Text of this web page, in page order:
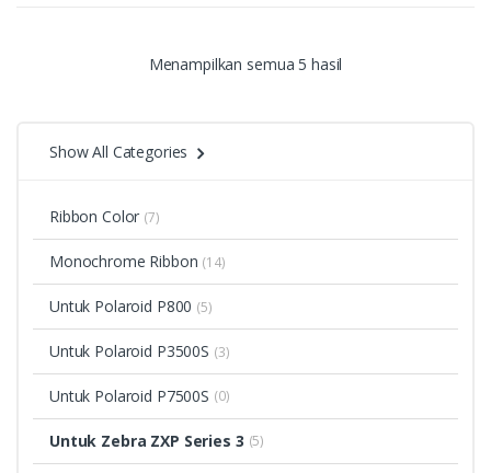
Menampilkan semua 5 hasil
Show All Categories
Ribbon Color (7)
Monochrome Ribbon (14)
Untuk Polaroid P800 (5)
Untuk Polaroid P3500S (3)
Untuk Polaroid P7500S (0)
Untuk Zebra ZXP Series 3 (5)